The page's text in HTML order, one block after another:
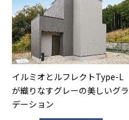
イルミオとルフレクトType-L
が織りなすグレーの美しいグラ
デーション